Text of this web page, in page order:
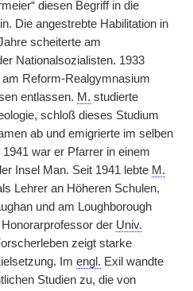
diesen Begriff in die
Die angestrebte Habilitation in
scheiterte am
Nationalsozialisten. 1933
Reform-Realgymnasium
entlassen. M. studierte
schloß dieses Studium
ab und emigrierte im selben
war er Pfarrer in einem
Insel Man. Seit 1941 lebte M.
Lehrer an Höheren Schulen,
und am Loughborough
der Univ.
zeigt starke
Im engl. Exil wandte
Studien zu, die von